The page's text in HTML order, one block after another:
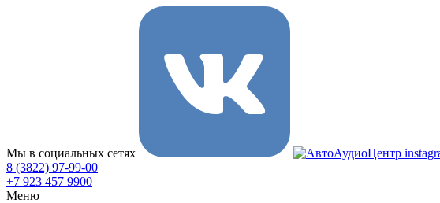
Мы в социальных сетях
8 (3822) 97-99-00
+7 923 457 9900
Меню